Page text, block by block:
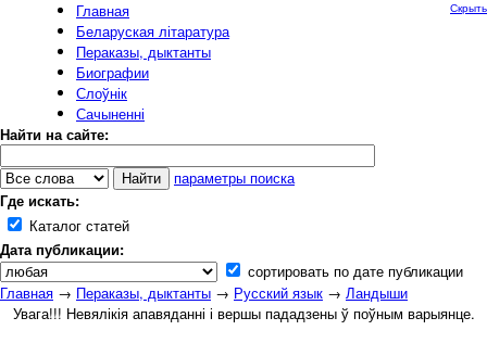
Главная
Беларуская літаратура
Пераказы, дыктанты
Биографии
Слоўнік
Сачыненні
Найти на сайте:
параметры поиска
Где искать:
Каталог статей
Дата публикации:
сортировать по дате публикации
Скрыть
Главная → Пераказы, дыктанты → Русский язык → Ландыши
Увага!!! Невялікія апавяданні і вершы пададзены ў поўным варыянце.